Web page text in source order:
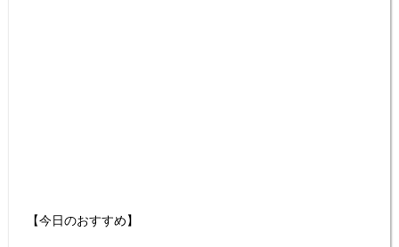
【今日のおすすめ】